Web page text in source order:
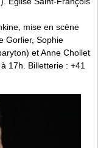
mise en scène
Gorlier, Sophie
et Anne Chollet
17h. Billetterie : +41